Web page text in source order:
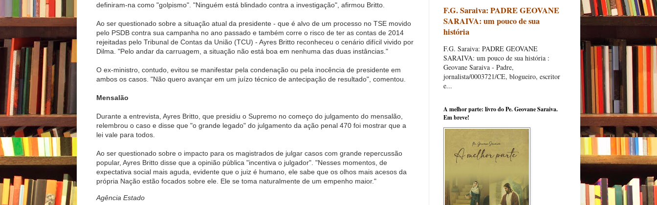
definiram-na como "golpismo". "Ninguém está blindado contra a investigação", afirmou Britto.
Ao ser questionado sobre a situação atual da presidente - que é alvo de um processo no TSE movido
pelo PSDB contra sua campanha no ano passado e também corre o risco de ter as contas de 2014
rejeitadas pelo Tribunal de Contas da União (TCU) - Ayres Britto reconheceu o cenário difícil vivido por
Dilma. "Pelo andar da carruagem, a situação não está boa em nenhuma das duas instâncias."
O ex-ministro, contudo, evitou se manifestar pela condenação ou pela inocência de presidente em
ambos os casos. "Não quero avançar em um juízo técnico de antecipação de resultado", comentou.
Mensalão
Durante a entrevista, Ayres Britto, que presidiu o Supremo no começo do julgamento do mensalão,
relembrou o caso e disse que "o grande legado" do julgamento da ação penal 470 foi mostrar que a
lei vale para todos.
Ao ser questionado sobre o impacto para os magistrados de julgar casos com grande repercussão
popular, Ayres Britto disse que a opinião pública "incentiva o julgador". "Nesses momentos, de
expectativa social mais aguda, evidente que o juiz é humano, ele sabe que os olhos mais acesos da
própria Nação estão focados sobre ele. Ele se toma naturalmente de um empenho maior."
Agência Estado
F.G. Saraiva: PADRE GEOVANE
SARAIVA: um pouco de sua
história
F.G. Saraiva: PADRE GEOVANE
SARAIVA: um pouco de sua história :
Geovane Saraiva - Padre,
jornalista/0003721/CE, blogueiro, escritor
e...
A melhor parte: livro do Pe. Geovane Saraiva.
Em breve!